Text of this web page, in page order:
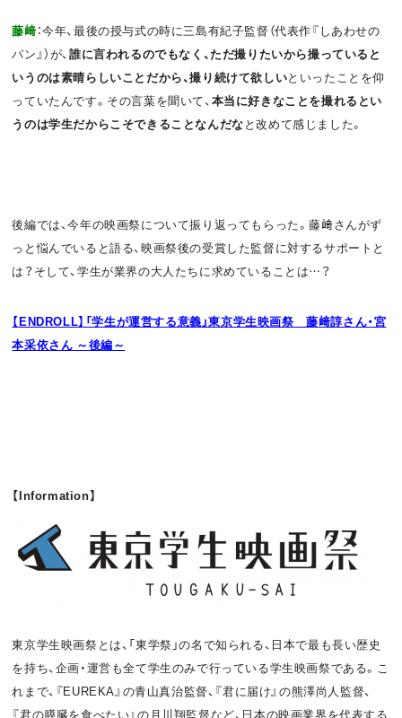
藤﨑：今年、最後の授与式の時に三島有紀子監督（代表作『しあわせの
パン』）が、誰に言われるのでもなく、ただ撮りたいから撮っていると
いうのは素晴らしいことだから、撮り続けて欲しいといったことを仰
っていたんです。その言葉を聞いて、本当に好きなことを撮れるとい
うのは学生だからこそできることなんだなと改めて感じました。
後編では、今年の映画祭について振り返ってもらった。藤﨑さんがず
っと悩んでいると語る、映画祭後の受賞した監督に対するサポートと
は？そして、学生が業界の大人たちに求めていることは…？
【ENDROLL】「学生が運営する意義」東京学生映画祭 藤﨑諄さん・宮
本采依さん ～後編～
【Information】
東京学生映画祭とは、「東学祭」の名で知られる、日本で最も長い歴史
を持ち、企画・運営も全て学生のみで行っている学生映画祭である。こ
れまで、『EUREKA』の青山真治監督、『君に届け』の熊澤尚人監督、
『君の膵臓を食べたい』の月川翔監督など、日本の映画業界を代表する